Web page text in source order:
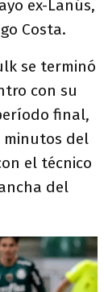
ex-Lanús,
Costa.
se terminó
con su
final,
minutos del
el técnico
del